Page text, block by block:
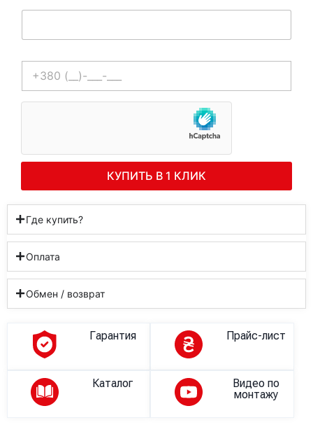
Телефон*
КУПИТЬ В 1 КЛИК
Где купить?
Оплата
Обмен / возврат
Гарантия Прайс-лист
Каталог
Видео по
монтажу